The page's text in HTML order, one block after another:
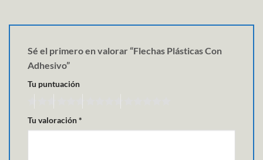
Sé el primero en valorar “Flechas Plásticas Con
Adhesivo”
Tu puntuación
Tu valoración*